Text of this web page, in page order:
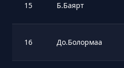
15 Б.Баярт
16 До.Болормаа